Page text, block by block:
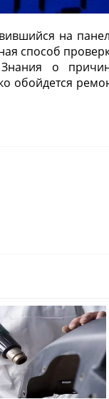
на
способ
о
обойдется